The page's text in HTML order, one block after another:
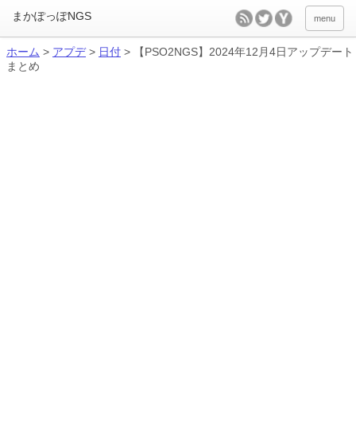
menu
ホーム > アプデ> 日付 >
【PSO2NGS】2024年12月4日アップデート
まとめ